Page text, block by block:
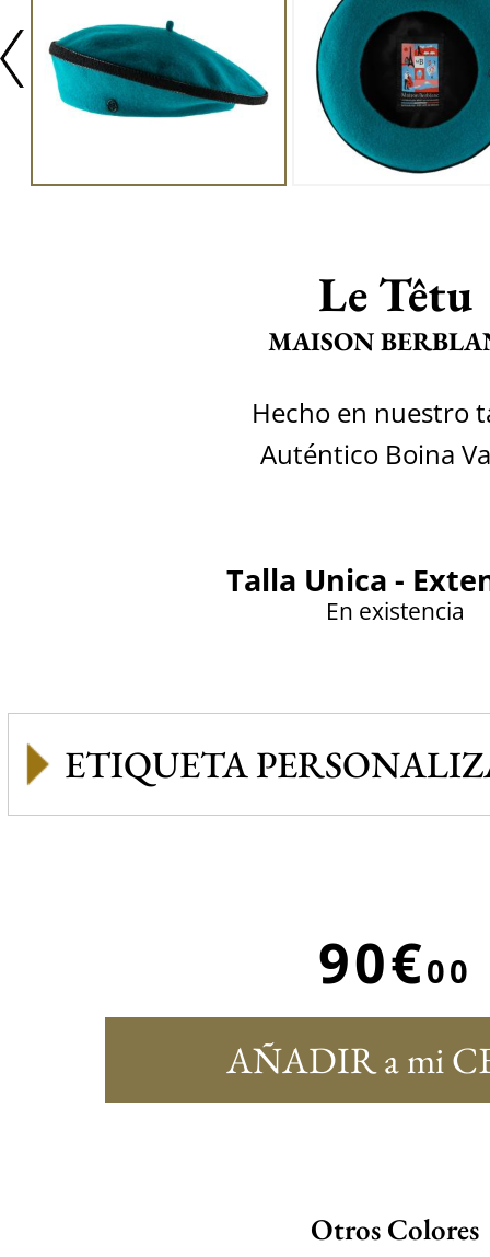
Le Têtu
MAISON
Hecho en nuestro
Auténtico Boina
Talla Unica -
En existencia
ETIQUETA
90€00
AÑADIR a mi
Otros Colores